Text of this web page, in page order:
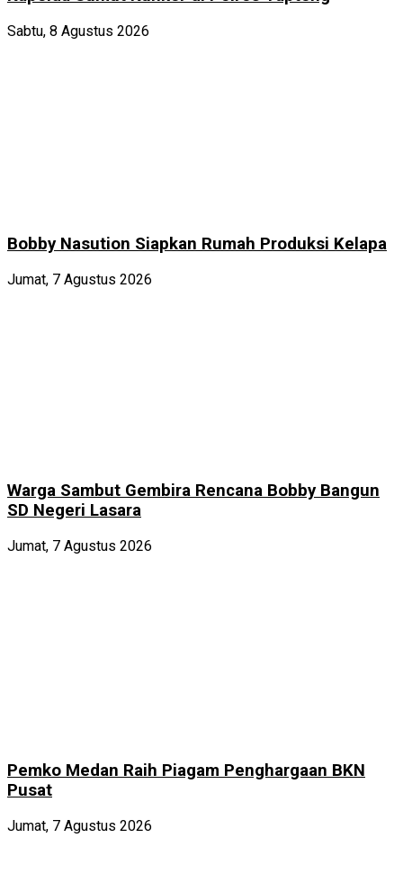
Sabtu, 8 Agustus 2026
Bobby Nasution Siapkan Rumah Produksi Kelapa
Jumat, 7 Agustus 2026
Warga Sambut Gembira Rencana Bobby Bangun
SD Negeri Lasara
Jumat, 7 Agustus 2026
Pemko Medan Raih Piagam Penghargaan BKN
Pusat
Jumat, 7 Agustus 2026